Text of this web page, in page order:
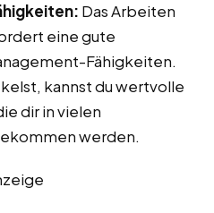
Das Arbeiten
eine gute
Fähigkeiten.
kannst du wertvolle
dir in vielen
werden.